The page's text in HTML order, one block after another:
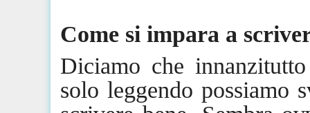
Come siimpara a
Diciamo che
solo leggendo possiamo